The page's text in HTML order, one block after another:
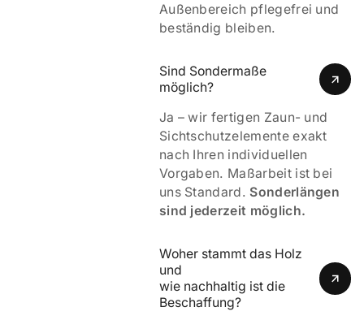
Außenbereich pflegefrei und
beständig bleiben.
Sind Sondermaße
möglich?
Ja – wir fertigen Zaun- und
Sichtschutzelemente exakt
nach Ihren individuellen
Vorgaben. Maßarbeit ist bei
uns Standard. Sonderlängen
sind jederzeit möglich.
Woher stammt das Holz
und
wie nachhaltig ist die
Beschaffung?